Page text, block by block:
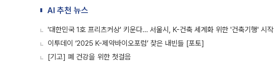
AI 추천 뉴스
'대한민국 1호 프리츠커상' 키운다… 서울시, K-건축 세계화 위한 '건축기행' 시작
이투데이 ‘2025 K-제약바이오포럼’ 찾은 내빈들 [포토]
[기고] 폐 건강을 위한 첫걸음